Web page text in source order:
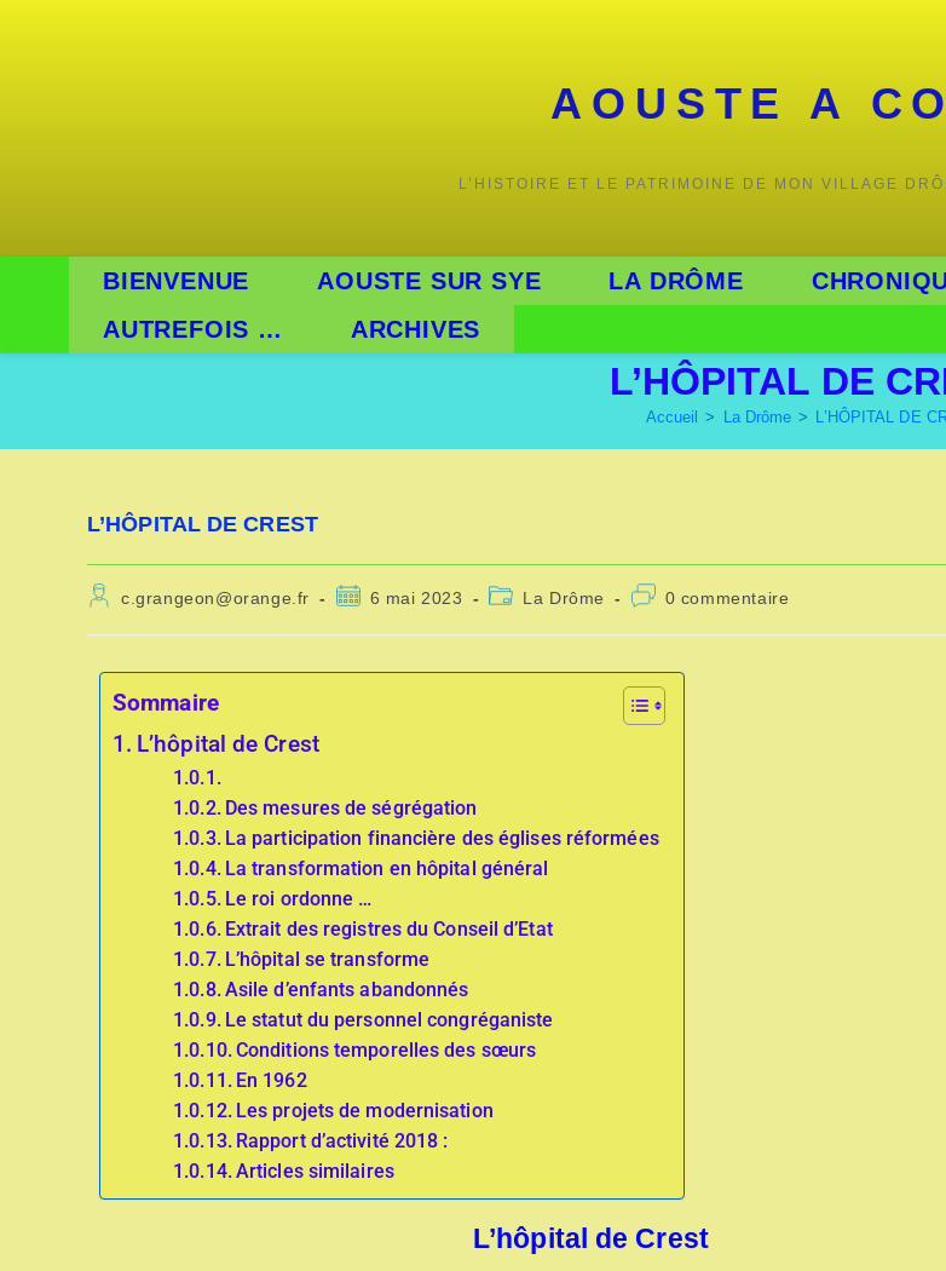
AOUSTE A
L’HISTOIRE ET LE PATRIMOINE DE MON VILLAGE
BIENVENUE AOUSTE SUR SYE LA DRÔME
AUTREFOIS …
ARCHIVES
L’HÔPITAL DE
Accueil > La Drôme > L’HÔPITAL DE
L’HÔPITAL DE CREST
c.grangeon@orange.fr 6 mai 2023 La Drôme 0 commentaire
Sommaire
L’hôpital de Crest
Des mesures de ségrégation
La participation financière des églises réformées
La transformation en hôpital général
Le roi ordonne …
Extrait des registres du Conseil d’Etat
L’hôpital se transforme
Asile d’enfants abandonnés
Le statut du personnel congréganiste
Conditions temporelles des sœurs
En 1962
Les projets de modernisation
Rapport d’activité 2018 :
Articles similaires
L’hôpital de Crest